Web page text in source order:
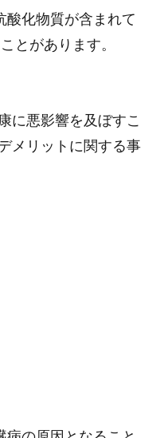
酸化物質が含まれて
とがあります。
に悪影響を及ぼすこ
メリットに関する事